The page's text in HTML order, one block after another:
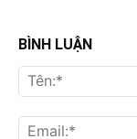
BÌNH LUẬN